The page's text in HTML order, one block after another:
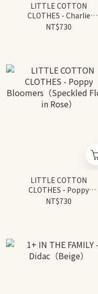
LITTLE COTTON
CLOTHES - Charlie
Bloomers（Cross Stitch
NT$730
LITTLE COTTON
CLOTHES - Poppy
Bloomers（Speckled
NT$730